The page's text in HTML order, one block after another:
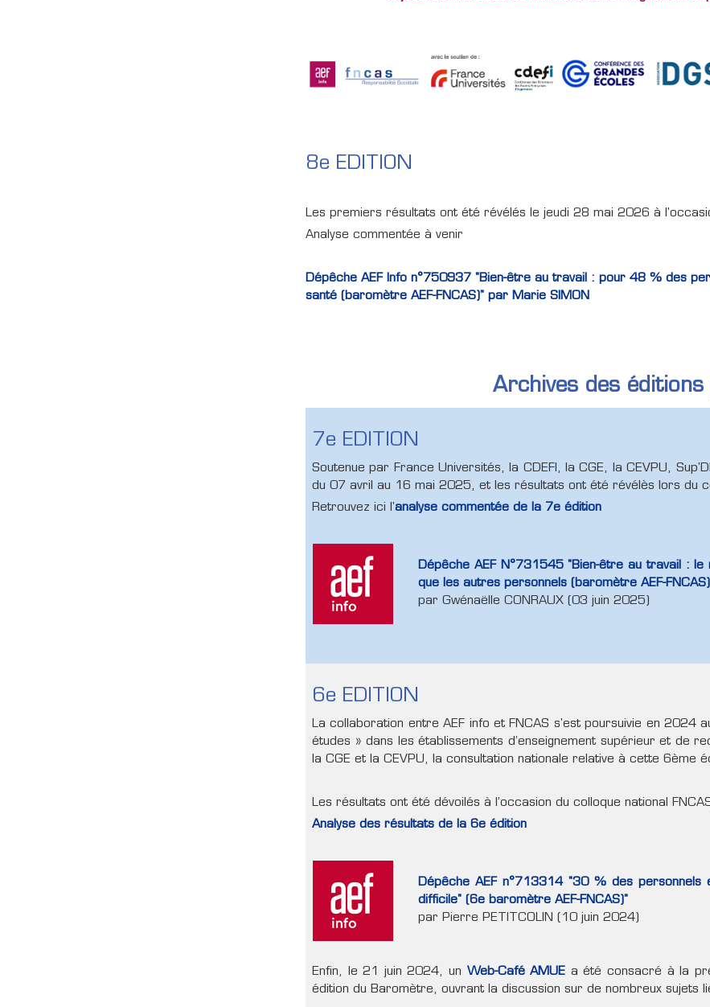
8e EDITION
Les premiers résultats ont été révélés le jeudi 28 mai 2026 à
Analyse commentée à venir
Dépêche AEF Info n°750937 "Bien-être au travail : pour 48 % des
santé (baromètre AEF-FNCAS)" par Marie SIMON
Archives des
7e EDITION
Soutenue par France Universités, la CDEFI, la CGE, la CEVPU,
du 07 avril au 16 mai 2025, et les résultats ont été révélès lors du
Retrouvez ici l'analyse commentée de la 7e édition
Dépêche AEF N°731545 "Bien-être au travail :
que les autres personnels (baromètre AEF-
par Gwénaëlle CONRAUX (03 juin 2025)
6e EDITION
La collaboration entre AEF info et FNCAS s'est poursuivie en 2024
études » dans les établissements d’enseignement supérieur et de
la CGE et la CEVPU, la consultation nationale relative à cette
Les résultats ont été dévoilés à l’occasion du colloque national
Analyse des résultats de la 6e édition
Dépêche AEF n°713314 "30 % des personnels
difficile" (6e baromètre AEF-FNCAS)"
par Pierre PETITCOLIN (10 juin 2024)
Enfin, le 21 juin 2024, un Web-Café AMUE a été consacré à la
édition du Baromètre, ouvrant la discussion sur de nombreux sujets